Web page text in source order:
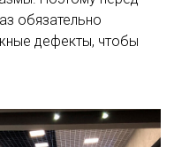
обязательно
дефекты, чтобы